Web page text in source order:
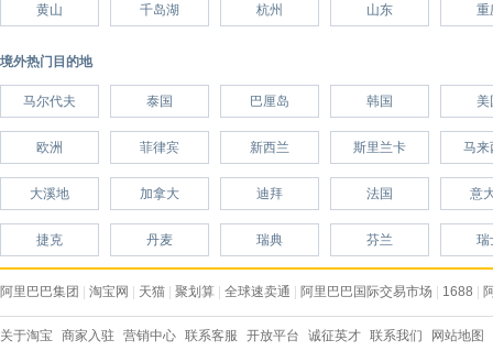
黄山 千岛湖 杭州 山东 重
境外热门目的地
马尔代夫 泰国 巴厘岛 韩国 美
欧洲 菲律宾 新西兰 斯里兰卡 马来
大溪地 加拿大 迪拜 法国 意
捷克 丹麦 瑞典 芬兰 瑞
阿里巴巴集团 淘宝网 天猫 聚划算 全球速卖通 阿里巴巴国际交易市场 1688
关于淘宝 商家入驻 营销中心 联系客服 开放平台 诚征英才 联系我们
网站地图